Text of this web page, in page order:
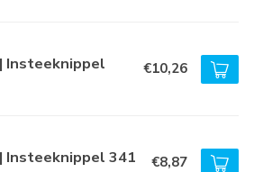
| Insteeknippel €10,26
| Insteeknippel 341 €8,87